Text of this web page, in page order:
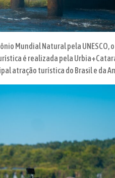
Mundial Natural pela UNESCO, o
é realizada pela
atração turística do Brasil e da